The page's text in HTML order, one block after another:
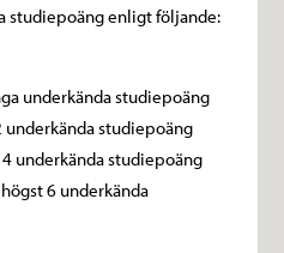
studiepoäng enligt följande:
underkända studiepoäng
studiepoäng
underkända studiepoäng
6 underkända